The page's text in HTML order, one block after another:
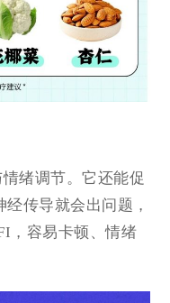
绪调节。它还能促
传导就会出问题，
，容易卡顿、情绪